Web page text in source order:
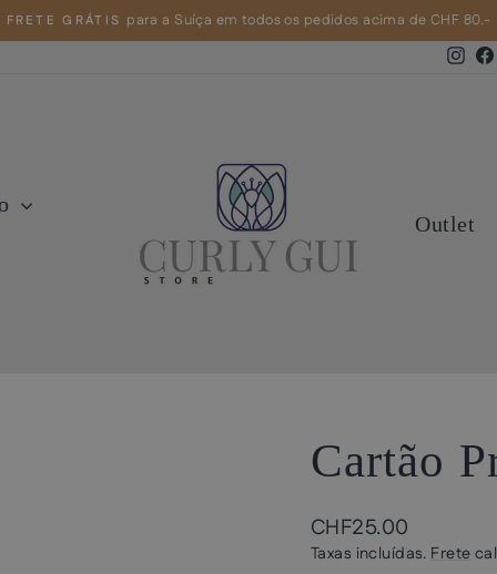
slideshow
FRETE GRÁTIS para a Suíça em todos os pedidos acima de CHF 80.-
Outlet
Cartão
Preço
normal
CHF25.00
Taxas incluídas. Frete